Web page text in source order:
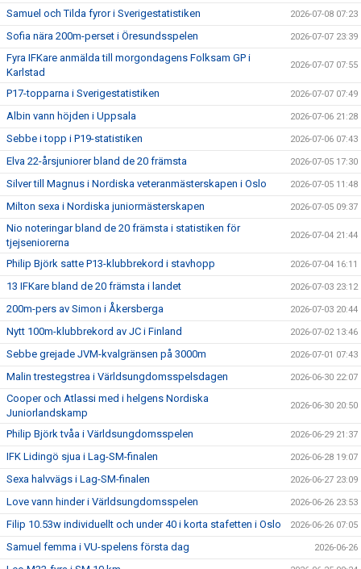
Samuel och Tilda fyror i Sverigestatistiken 2026-07-08 07:23
Sofia nära 200m-perset i Öresundsspelen 2026-07-07 23:39
Fyra IFKare anmälda till morgondagens Folksam GP i
Karlstad
2026-07-07 07:55
P17-topparna i Sverigestatistiken 2026-07-07 07:49
Albin vann höjden i Uppsala 2026-07-06 21:28
Sebbe i topp i P19-statistiken 2026-07-06 07:43
Elva 22-årsjuniorer bland de 20 främsta 2026-07-05 17:30
Silver till Magnus i Nordiska veteranmästerskapen i Oslo 2026-07-05 11:48
Milton sexa i Nordiska juniormästerskapen 2026-07-05 09:37
Nio noteringar bland de 20 främsta i statistiken för
tjejseniorerna
2026-07-04 21:44
Philip Björk satte P13-klubbrekord i stavhopp 2026-07-04 16:11
13 IFKare bland de 20 främsta i landet 2026-07-03 23:12
200m-pers av Simon i Åkersberga 2026-07-03 20:44
Nytt 100m-klubbrekord av JC i Finland 2026-07-02 13:46
Sebbe grejade JVM-kvalgränsen på 3000m 2026-07-01 07:43
Malin trestegstrea i Världsungdomsspelsdagen 2026-06-30 22:07
Cooper och Atlassi med i helgens Nordiska
Juniorlandskamp
2026-06-30 20:50
Philip Björk tvåa i Världsungdomsspelen 2026-06-29 21:37
IFK Lidingö sjua i Lag-SM-finalen 2026-06-28 19:07
Sexa halvvägs i Lag-SM-finalen 2026-06-27 23:09
Love vann hinder i Världsungdomsspelen 2026-06-26 23:53
Filip 10.53w individuellt och under 40 i korta stafetten i Oslo 2026-06-26 07:05
Samuel femma i VU-spelens första dag 2026-06-26